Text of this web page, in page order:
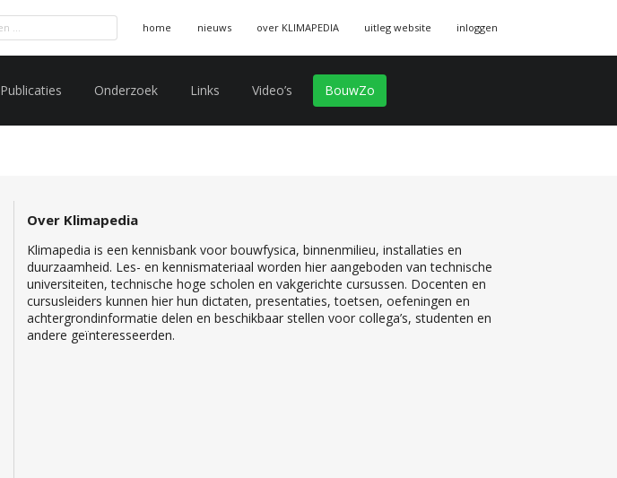
home nieuws over KLIMAPEDIA uitleg website inloggen
Publicaties Onderzoek Links Video’s BouwZo
Over Klimapedia
Klimapedia is een kennisbank voor bouwfysica, binnenmilieu, installaties en
duurzaamheid. Les- en kennismateriaal worden hier aangeboden van technische
universiteiten, technische hoge scholen en vakgerichte cursussen. Docenten en
cursusleiders kunnen hier hun dictaten, presentaties, toetsen, oefeningen en
achtergrondinformatie delen en beschikbaar stellen voor collega’s, studenten en
andere geïnteresseerden.